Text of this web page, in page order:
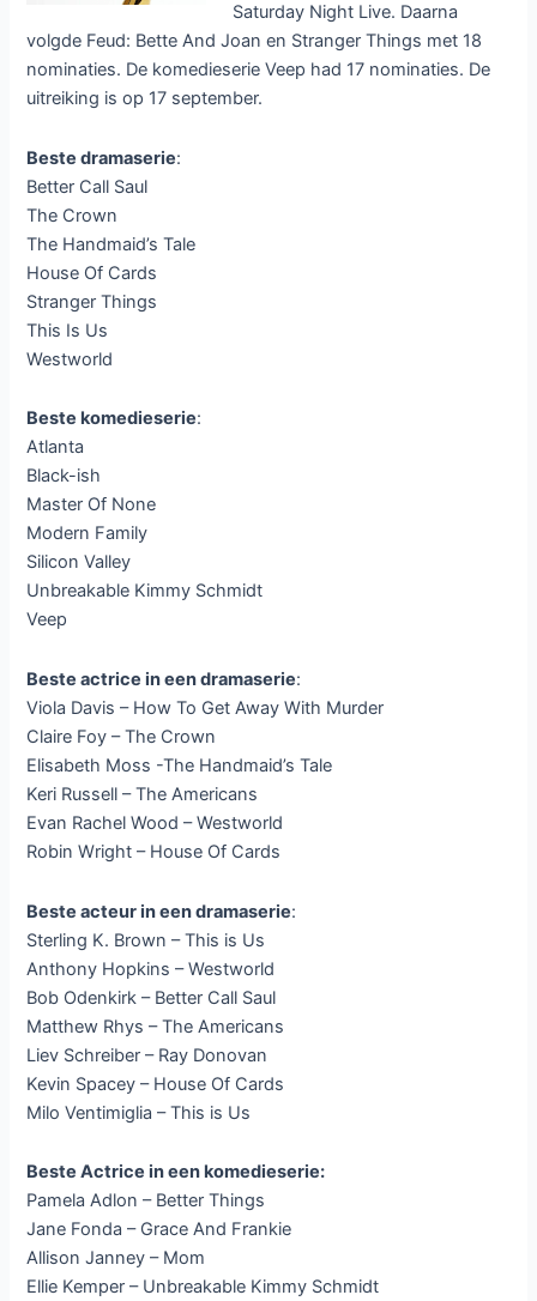
Saturday Night Live. Daarna
volgde Feud: Bette And Joan en Stranger Things met 18
nominaties. De komedieserie Veep had 17 nominaties. De
uitreiking is op 17 september.
Beste dramaserie:
Better Call Saul
The Crown
The Handmaid’s Tale
House Of Cards
Stranger Things
This Is Us
Westworld
Beste komedieserie:
Atlanta
Black-ish
Master Of None
Modern Family
Silicon Valley
Unbreakable Kimmy Schmidt
Veep
Beste actrice in een dramaserie:
Viola Davis – How To Get Away With Murder
Claire Foy – The Crown
Elisabeth Moss -The Handmaid’s Tale
Keri Russell – The Americans
Evan Rachel Wood – Westworld
Robin Wright – House Of Cards
Beste acteur in een dramaserie:
Sterling K. Brown – This is Us
Anthony Hopkins – Westworld
Bob Odenkirk – Better Call Saul
Matthew Rhys – The Americans
Liev Schreiber – Ray Donovan
Kevin Spacey – House Of Cards
Milo Ventimiglia – This is Us
Beste Actrice in een komedieserie:
Pamela Adlon – Better Things
Jane Fonda – Grace And Frankie
Allison Janney – Mom
Ellie Kemper – Unbreakable Kimmy Schmidt